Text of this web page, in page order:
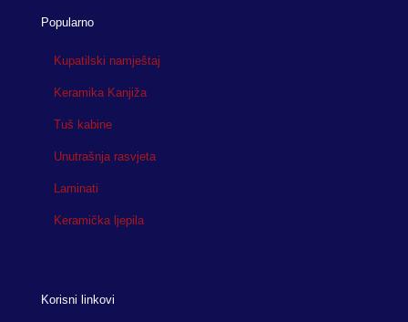
Popularno
Kupatilski namještaj
Keramika Kanjiža
Tuš kabine
Unutrašnja rasvjeta
Laminati
Keramička ljepila
Korisni linkovi